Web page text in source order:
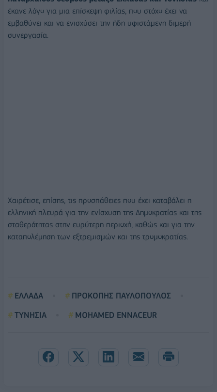
έκανε λόγο για μια επίσκεψη φιλίας, που στόχο έχει να
εμβαθύνει και να ενισχύσει την ήδη υφιστάμενη διμερή
συνεργασία.
Χαιρέτισε, επίσης, τις προσπάθειες που έχει καταβάλει η
ελληνική πλευρά για την ενίσχυση της Δημοκρατίας και της
σταθερότητας στην ευρύτερη περιοχή, καθώς και για την
καταπολέμηση των εξτρεμισμών και της τρομοκρατίας.
ΕΛΛΑΔΑ
ΠΡΟΚΟΠΗΣ ΠΑΥΛΟΠΟΥΛΟΣ
ΤΥΝΗΣΙΑ
ΜOHAMED ENNACEUR